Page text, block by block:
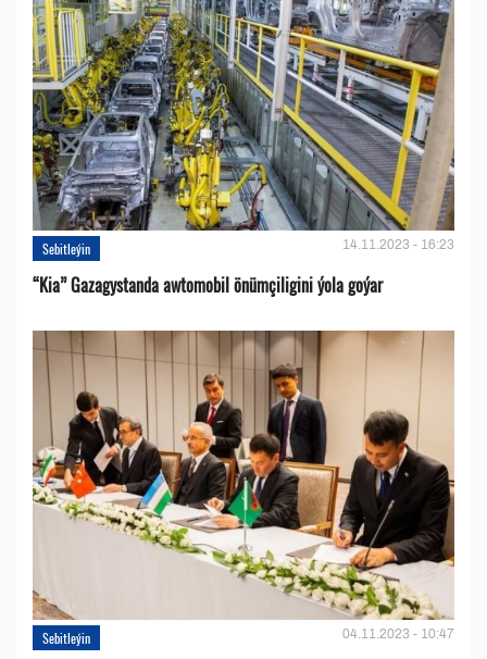
Sebitleýin 14.11.2023 - 16:23
“Kia” Gazagystanda awtomobil önümçiligini ýola goýar
Sebitleýin 04.11.2023 - 10:47